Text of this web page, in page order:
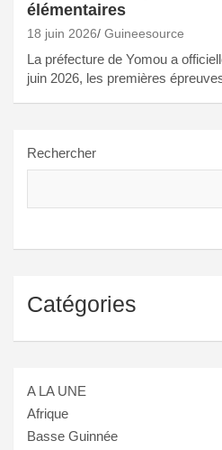
élémentaires
18 juin 2026 Guineesource
La préfecture de Yomou a
juin 2026, les premières
Rechercher
Catégories
A LA UNE
Afrique
Basse Guinnée